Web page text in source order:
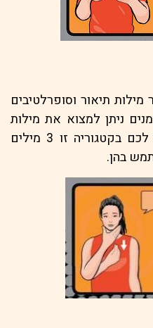
תיאור וסופרלטיבים
ניתן למצוא את מילות
התיאור הללו. בחרנו להראות לכם בקטגוריה זו 3 מילים
בהן.